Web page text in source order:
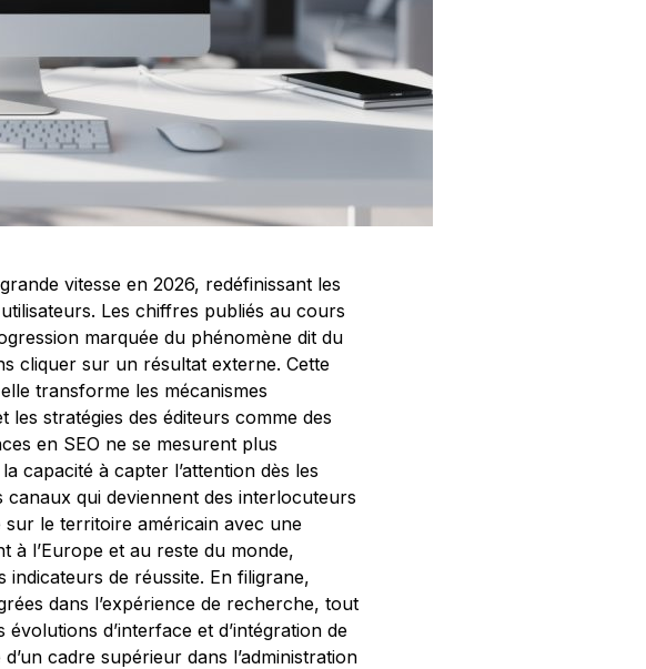
vitesse en 2026, redéfinissant les
Les chiffres publiés au cours
marquée du phénomène dit du
cliquer sur un résultat externe. Cette
transforme les mécanismes
les stratégies des éditeurs comme des
en SEO ne se mesurent plus
capacité à capter l’attention dès les
qui deviennent des interlocuteurs
sur le territoire américain avec une
à l’Europe et au reste du monde,
de réussite. En filigrane,
dans l’expérience de recherche, tout
d’interface et d’intégration de
cadre supérieur dans l’administration